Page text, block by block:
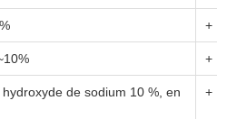
+
+
de sodium 10 %, en
+